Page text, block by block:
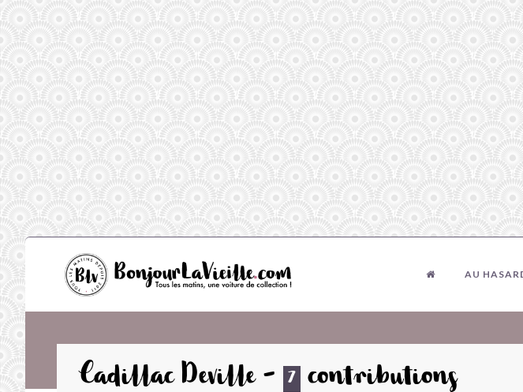
AU
Cadillac Deville - 7 contributions